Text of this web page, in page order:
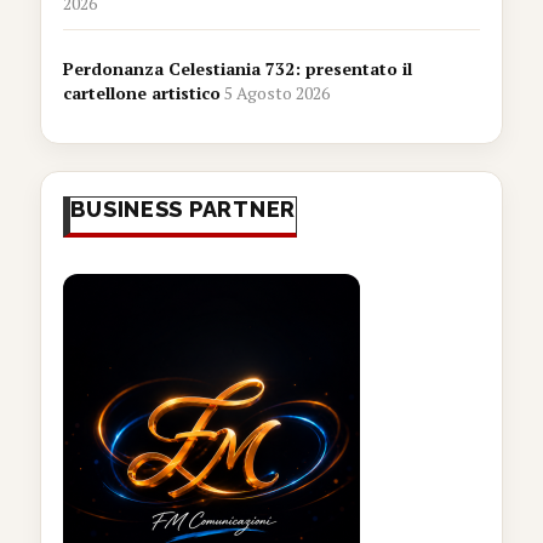
Perdonanza Celestiania 732: presentato il
cartellone artistico5 Agosto 2026
BUSINESS PARTNER